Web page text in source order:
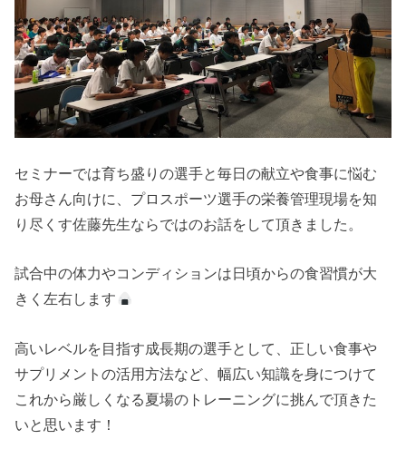
セミナーでは育ち盛りの選手と毎日の献立や食事に悩む
お母さん向けに、プロスポーツ選手の栄養管理現場を知
り尽くす佐藤先生ならではのお話をして頂きました。
試合中の体力やコンディションは日頃からの食習慣が大
きく左右します
高いレベルを目指す成長期の選手として、正しい食事や
サプリメントの活用方法など、幅広い知識を身につけて
これから厳しくなる夏場のトレーニングに挑んで頂きた
いと思います！